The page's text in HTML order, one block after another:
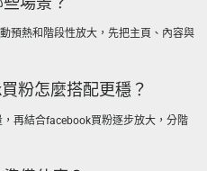
預熱和階段性放大，先把主頁、內容與
粉怎麼搭配更穩？
再結合facebook買粉逐步放大，分階